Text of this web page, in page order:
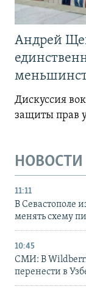
Андрей
Дискуссия
защиты прав
НОВОСТИ
11:11
В Севастополе
менять схему
10:45
СМИ: В
перенести в